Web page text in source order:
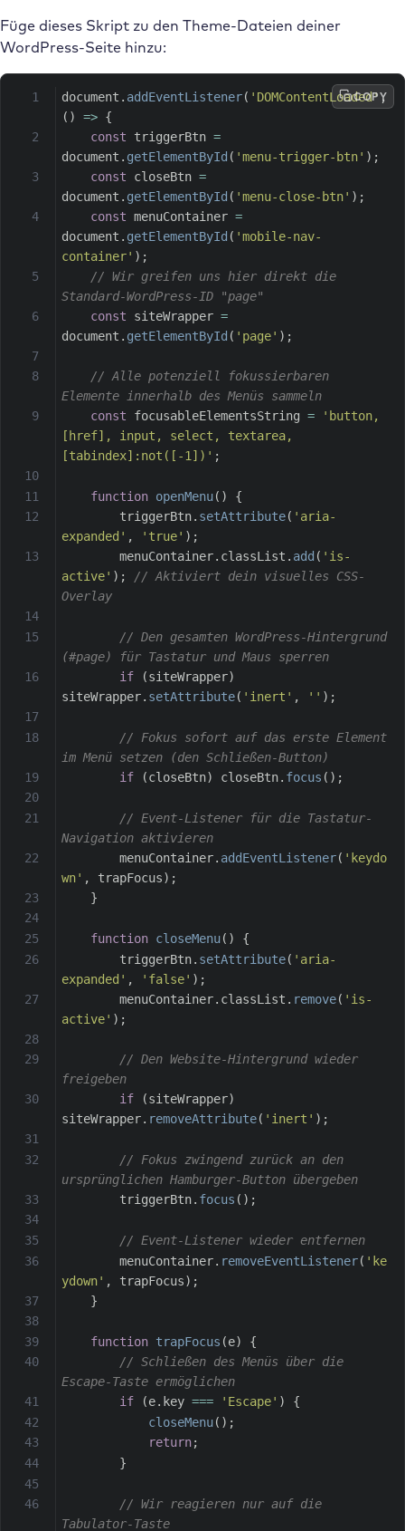
Füge dieses Skript zu den Theme-Dateien deiner
WordPress-Seite hinzu:
document . addEventListener( 'DOMContentLoaded',
( ) => {
const triggerBtn =
document . getElementById ( 'menu-trigger-btn' ) ;
const closeBtn =
document . getElementById ( 'menu-close-btn' ) ;
const menuContainer =
document . getElementById ( 'mobile-nav-
container' ) ;
// Wir greifen uns hier direkt die
Standard-WordPress-ID "page"
const siteWrapper =
document . getElementById ( 'page' ) ;
// Alle potenziell fokussierbaren
Elemente innerhalb des Menüs sammeln
const focusableElementsString =
'button,
[href], input, select, textarea,
[tabindex]:not([-1])' ;
function openMenu( )
{
        triggerBtn
. setAttribute( 'aria-
expanded' , 'true' ) ;
        menuContainer
. classList . add ( 'is-
active' ) ;
// Aktiviert dein visuelles CSS-
Overlay
// Den gesamten WordPress-Hintergrund
(#page) für Tastatur und Maus sperren
if
(siteWrapper)
siteWrapper. setAttribute( 'inert' , '' ) ;
// Fokus sofort auf das erste Element
im Menü setzen (den Schließen-Button)
if
(closeBtn) closeBtn. focus ( ) ;
// Event-Listener für die Tastatur-
Navigation aktivieren
        menuContainer
. addEventListener( 'keydo
wn' , trapFocus) ;
}
function closeMenu( )
{
        triggerBtn
. setAttribute( 'aria-
expanded' , 'false' ) ;
        menuContainer
. classList . remove( 'is-
active' ) ;
// Den Website-Hintergrund wieder
freigeben
if
(siteWrapper)
siteWrapper. removeAttribute( 'inert' ) ;
// Fokus zwingend zurück an den
ursprünglichen Hamburger-Button übergeben
        triggerBtn
. focus ( ) ;
// Event-Listener wieder entfernen
        menuContainer
. removeEventListener( 'ke
ydown' , trapFocus) ;
}
function trapFocus (e)
{
// Schließen des Menüs über die
Escape-Taste ermöglichen
if
(e. key === 'Escape' )
{
closeMenu( ) ;
return;
}
// Wir reagieren nur auf die
Tabulator-Taste
COPY